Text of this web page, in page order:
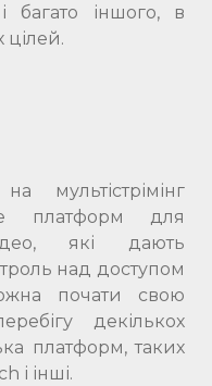
багато іншого, в
цілей.
мультістрімінг
платформ для
які дають
над доступом
почати свою
декількох
платформ, таких
і інші.